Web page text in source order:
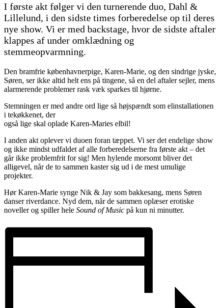
I første akt følger vi den turnerende duo, Dahl &
Lillelund, i den sidste times forberedelse op til deres
nye show. Vi er med backstage, hvor de sidste aftaler
klappes af under omklædning og
stemmeopvarmning.
Den bramfrie københavnerpige, Karen-Marie, og den sindrige jyske,
Søren, ser ikke altid helt ens på tingene, så en del aftaler sejler, mens
alarmerende problemer rask væk sparkes til hjørne.
Stemningen er med andre ord lige så højspændt som elinstallationen
i tekøkkenet, der
også lige skal oplade Karen-Maries elbil!
I anden akt oplever vi duoen foran tæppet. Vi ser det endelige show
og ikke mindst udfaldet af alle forberedelserne fra første akt – det
går ikke problemfrit for sig! Men hylende morsomt bliver det
alligevel, når de to sammen kaster sig ud i de mest umulige
projekter.
Hør Karen-Marie synge Nik & Jay som bakkesang, mens Søren
danser riverdance. Nyd dem, når de sammen oplæser erotiske
noveller og spiller hele Sound of Music på kun ni minutter.